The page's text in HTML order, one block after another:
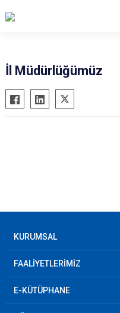
İl Müdürlüğümüz
KURUMSAL
FAALİYETLERİMİZ
E-KÜTÜPHANE